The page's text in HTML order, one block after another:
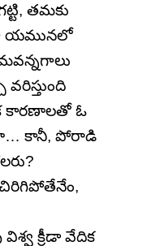
తమకు
యమునలో
కారణాలతో ఓ
కానీ, పోరాడి
క్రీడా వేదిక